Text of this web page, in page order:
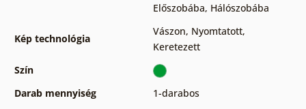
Előszobába, Hálószobába
Kép technológia
Vászon, Nyomtatott,
Keretezett
Szín
Darab mennyiség
1-darabos